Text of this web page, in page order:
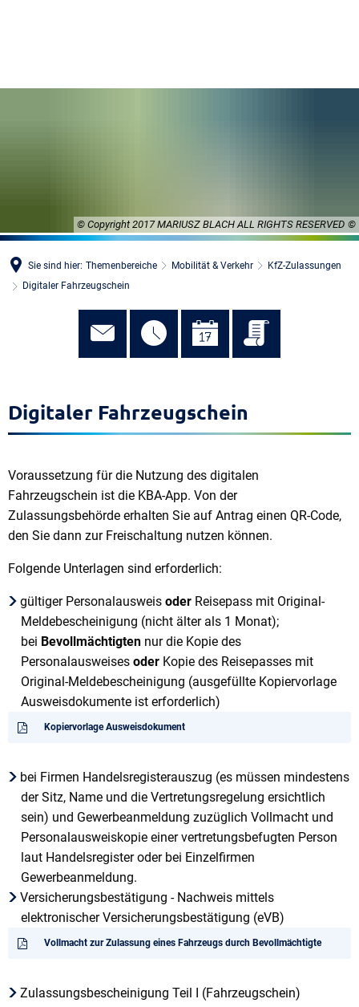
© Copyright 2017 MARIUSZ BLACH ALL RIGHTS RESERVED
Sie sind hier: Themenbereiche Mobilität & Verkehr
KfZ-Zulassungen
Digitaler Fahrzeugschein
Digitaler Fahrzeugschein
Voraussetzung für die Nutzung des digitalen
Fahrzeugschein ist die KBA-App. Von der
Zulassungsbehörde erhalten Sie auf Antrag einen QR-Code,
den Sie dann zur Freischaltung nutzen können.
Folgende Unterlagen sind erforderlich:
gültiger Personalausweisoder Reisepass mit Original-
Meldebescheinigung (nicht älter als 1 Monat);
bei Bevollmächtigten nur die Kopie des
Personalausweises oder Kopie des Reisepasses mit
Original-Meldebescheinigung (ausgefüllte Kopiervorlage
Ausweisdokumente ist erforderlich)
Kopiervorlage Ausweisdokument
bei Firmen Handelsregisterauszug (es müssen mindestens
der Sitz, Name und die Vertretungsregelung ersichtlich
sein) und Gewerbeanmeldung zuzüglich Vollmacht und
Personalausweiskopie einer vertretungsbefugten Person
laut Handelsregister oder bei Einzelfirmen
Gewerbeanmeldung.
Versicherungsbestätigung - Nachweis mittels
elektronischer Versicherungsbestätigung (eVB)
Vollmacht zur Zulassung eines Fahrzeugs durch Bevollmächtigte
Zulassungsbescheinigung Teil I (Fahrzeugschein)